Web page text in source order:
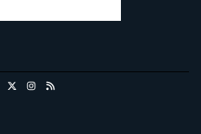
Instagram